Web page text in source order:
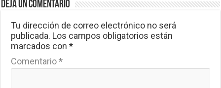
Deja un comentario
Tu dirección de correo electrónico no será
publicada. Los campos obligatorios están
marcados con*
Comentario*